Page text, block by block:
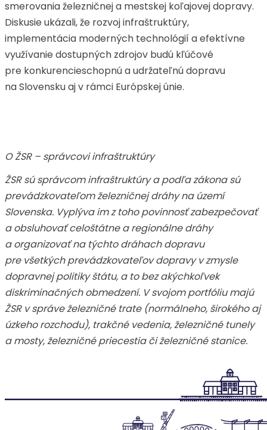
smerovania železničnej a mestskej koľajovej dopravy.
Diskusie ukázali, že rozvoj infraštruktúry,
implementácia moderných technológií a efektívne
využívanie dostupných zdrojov budú kľúčové
pre konkurencieschopnú a udržateľnú dopravu
na Slovensku aj v rámci Európskej únie.
O ŽSR – správcovi infraštruktúry
ŽSR sú správcom infraštruktúry a podľa zákona sú
prevádzkovateľom železničnej dráhy na území
Slovenska. Vyplýva im z toho povinnosť zabezpečovať
a obsluhovať celoštátne a regionálne dráhy
a organizovať na týchto dráhach dopravu
pre všetkých prevádzkovateľov dopravy v zmysle
dopravnej politiky štátu, a to bez akýchkoľvek
diskriminačných obmedzení. V svojom portfóliu majú
ŽSR v správe železničné trate (normálneho, širokého aj
úzkeho rozchodu), trakčné vedenia, železničné tunely
a mosty, železničné priecestia či železničné stanice.